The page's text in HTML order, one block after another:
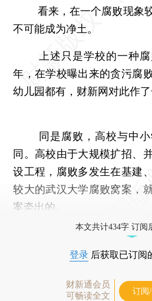
看来，在一个腐败现象较
不可能成为净土。
上述只是学校的一种腐
年，在学校曝出来的贪污腐
幼儿园都有，财新网对此作了
同是腐败，高校与中小
同。高校由于大规模扩招、
设工程，腐败多发生在基建
较大的武汉大学腐败窝案，
案牵出的。
本文共计434字 订阅
登录 后获取已订阅
财新通会员
可畅读全文
订阅